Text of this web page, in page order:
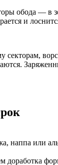
обода — в
и
наппа или
доработка